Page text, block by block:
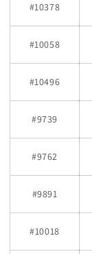
#10378
#10058
#10496
#9739
#9762
#9891
#10018